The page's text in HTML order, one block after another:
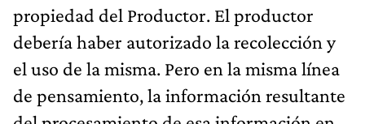
propiedad del Productor. El productor
debería haber autorizado la recolección y
el uso de la misma. Pero en la misma línea
de pensamiento, la información resultante